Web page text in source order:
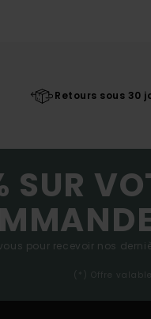
Retours sous 30
SUR
pour recevoir nos
(*) Offre